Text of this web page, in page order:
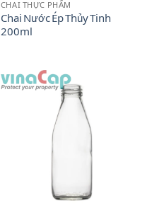
CHAI THỰC PHẨM
Chai Nước Ép Thủy Tinh
200ml